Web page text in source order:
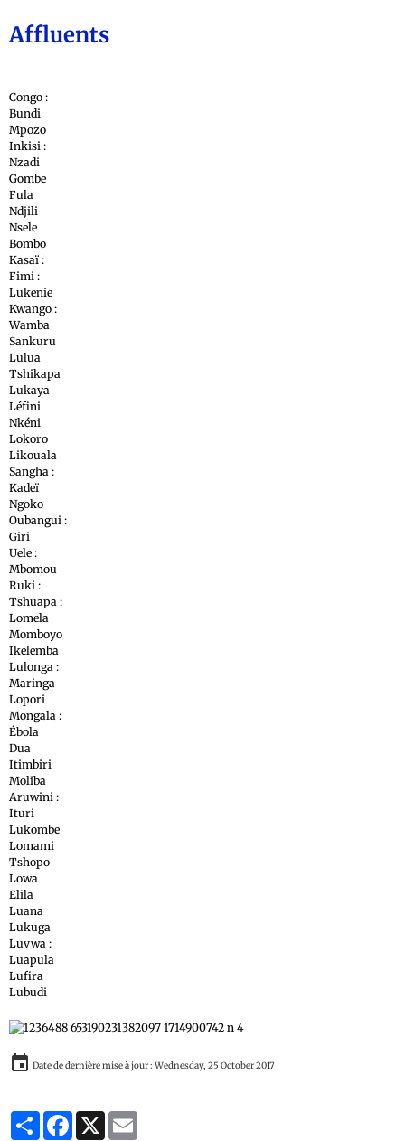
Affluents
Congo :
Bundi
Mpozo
Inkisi :
Nzadi
Gombe
Fula
Ndjili
Nsele
Bombo
Kasaï :
Fimi :
Lukenie
Kwango :
Wamba
Sankuru
Lulua
Tshikapa
Lukaya
Léfini
Nkéni
Lokoro
Likouala
Sangha :
Kadeï
Ngoko
Oubangui :
Giri
Uele :
Mbomou
Ruki :
Tshuapa :
Lomela
Momboyo
Ikelemba
Lulonga :
Maringa
Lopori
Mongala :
Ébola
Dua
Itimbiri
Moliba
Aruwini :
Ituri
Lukombe
Lomami
Tshopo
Lowa
Elila
Luana
Lukuga
Luvwa :
Luapula
Lufira
Lubudi
Date de dernière mise à jour : Wednesday, 25 October 2017
PartagerFacebook
X